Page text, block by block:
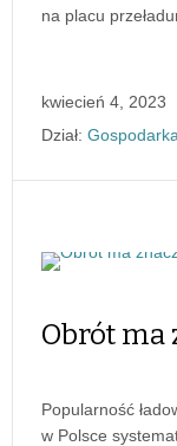
na placu
kwiecień 4, 2023
Dział:
Obrót ma
Popularność
w Polsce